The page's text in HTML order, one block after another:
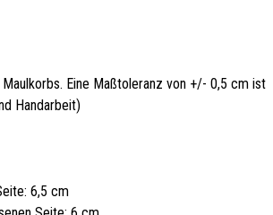
Eine Maßtoleranz von +/- 0,5 cm ist
Handarbeit)
6,5 cm